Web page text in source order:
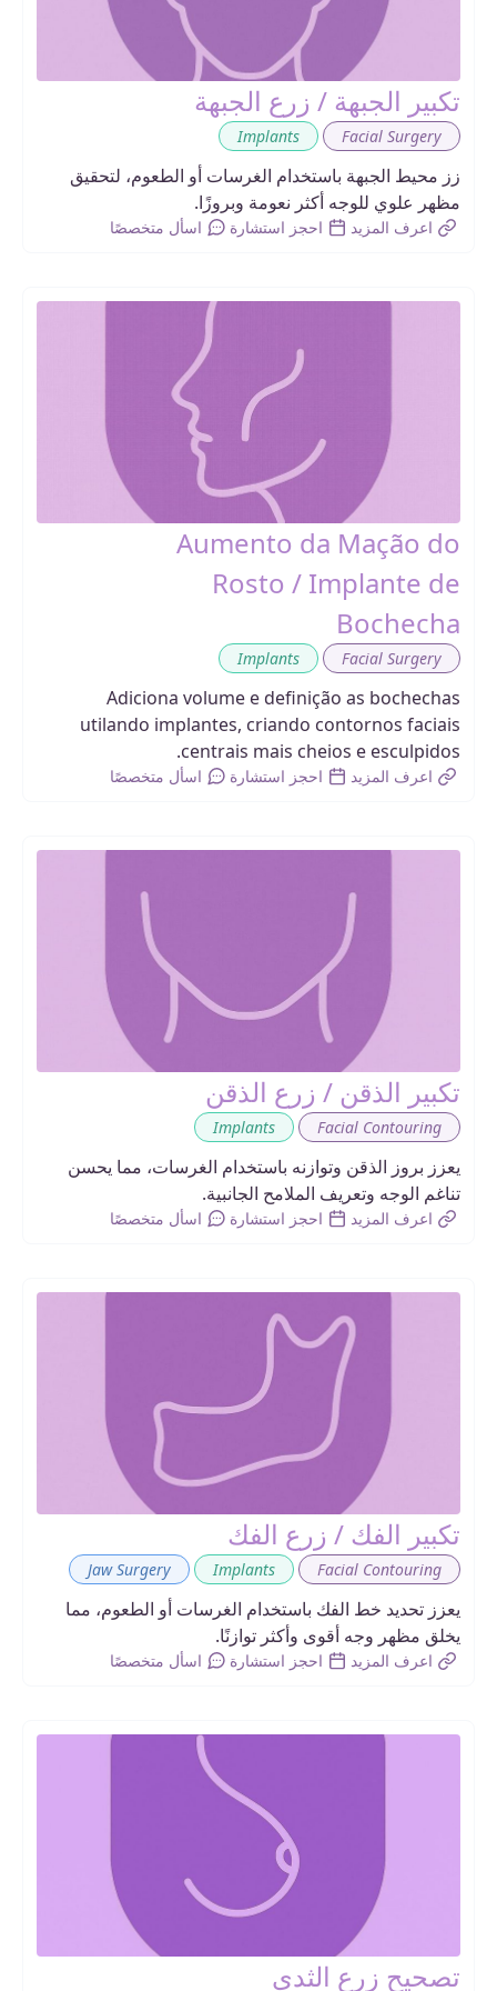
تكبير الجبهة / زرع الجبهة
Facial Surgery
Implants
زز محيط الجبهة باستخدام الغرسات أو الطعوم، لتحقيق
مظهر علوي للوجه أكثر نعومة وبروزًا.
اعرف المزيد احجز استشارة اسأل متخصصًا
Aumento da Mação do
Rosto / Implante de
Bochecha
Facial Surgery
Implants
Adiciona volume e definição as bochechas
utilando implantes, criando contornos faciais
centrais mais cheios e esculpidos.
اعرف المزيد احجز استشارة اسأل متخصصًا
تكبير الذقن / زرع الذقن
Facial Contouring
Implants
يعزز بروز الذقن وتوازنه باستخدام الغرسات، مما يحسن
تناغم الوجه وتعريف الملامح الجانبية.
اعرف المزيد احجز استشارة اسأل متخصصًا
تكبير الفك / زرع الفك
Facial Contouring
Implants
Jaw Surgery
يعزز تحديد خط الفك باستخدام الغرسات أو الطعوم، مما
يخلق مظهر وجه أقوى وأكثر توازنًا.
اعرف المزيد احجز استشارة اسأل متخصصًا
تصحيح زرع الثدي